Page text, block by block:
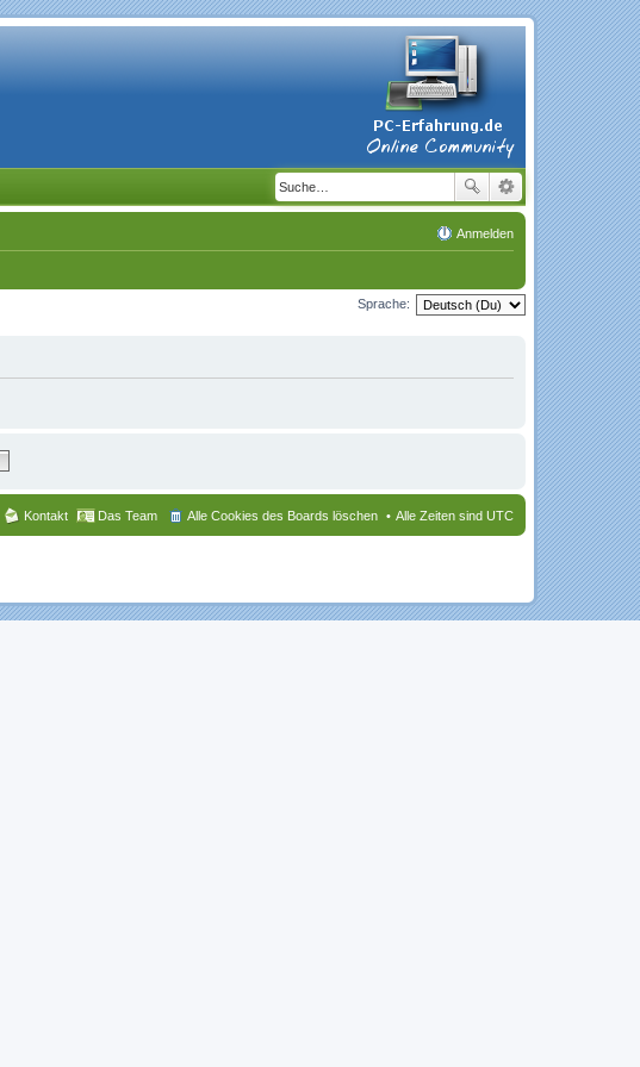
Anmelden
Sprache:
Alle Zeiten sind UTC
Alle Cookies des Boards löschen
Das Team
Kontakt